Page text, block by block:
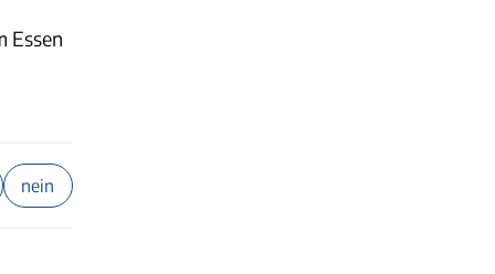
Essen
nein